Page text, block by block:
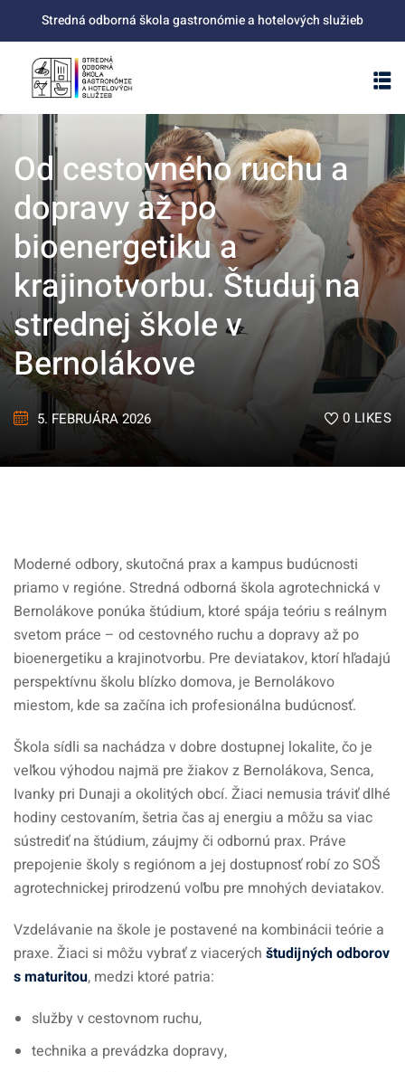
content
Stredná odborná škola gastronómie a hotelových služieb
Od cestovného ruchu a
dopravy až po
bioenergetiku a
krajinotvorbu. Študuj na
strednej škole v
Bernolákove
5. FEBRUÁRA 2026 0 LIKES
Moderné odbory, skutočná prax a kampus budúcnosti
priamo v regióne. Stredná odborná škola agrotechnická v
Bernolákove ponúka štúdium, ktoré spája teóriu s reálnym
svetom práce – od cestovného ruchu a dopravy až po
bioenergetiku a krajinotvorbu. Pre deviatakov, ktorí hľadajú
perspektívnu školu blízko domova, je Bernolákovo
miestom, kde sa začína ich profesionálna budúcnosť.
Škola sídli sa nachádza v dobre dostupnej lokalite, čo je
veľkou výhodou najmä pre žiakov z Bernolákova, Senca,
Ivanky pri Dunaji a okolitých obcí. Žiaci nemusia tráviť dlhé
hodiny cestovaním, šetria čas aj energiu a môžu sa viac
sústrediť na štúdium, záujmy či odbornú prax. Práve
prepojenie školy s regiónom a jej dostupnosť robí zo SOŠ
agrotechnickej prirodzenú voľbu pre mnohých deviatakov.
Vzdelávanie na škole je postavené na kombinácii teórie a
praxe. Žiaci si môžu vybrať z viacerých študijných odborov
s maturitou, medzi ktoré patria:
služby v cestovnom ruchu,
technika a prevádzka dopravy,